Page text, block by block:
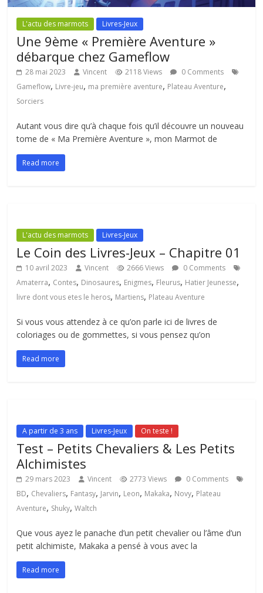
L'actu des marmots Livres-Jeux
Une 9ème « Première Aventure »
débarque chez Gameflow
28 mai 2023 Vincent 2118 Views
0 Comments
Gameflow, Livre-jeu, ma première aventure, Plateau Aventure,
Sorciers
Autant vous dire qu’à chaque fois qu’il découvre un nouveau
tome de « Ma Première Aventure », mon Marmot de
Read more
L'actu des marmots Livres-Jeux
Le Coin des Livres-Jeux – Chapitre 01
10 avril 2023 Vincent 2666 Views
0 Comments
Amaterra, Contes, Dinosaures, Enigmes, Fleurus, Hatier Jeunesse,
livre dont vous etes le heros, Martiens, Plateau Aventure
Si vous vous attendez à ce qu’on parle ici de livres de
coloriages ou de gommettes, si vous pensez qu’on
Read more
A partir de 3 ans Livres-Jeux On teste !
Test – Petits Chevaliers & Les Petits
Alchimistes
29 mars 2023 Vincent 2773 Views
0 Comments
BD, Chevaliers, Fantasy, Jarvin, Leon, Makaka, Novy, Plateau
Aventure, Shuky,Waltch
Que vous ayez le panache d’un petit chevalier ou l’âme d’un
petit alchimiste, Makaka a pensé à vous avec la
Read more